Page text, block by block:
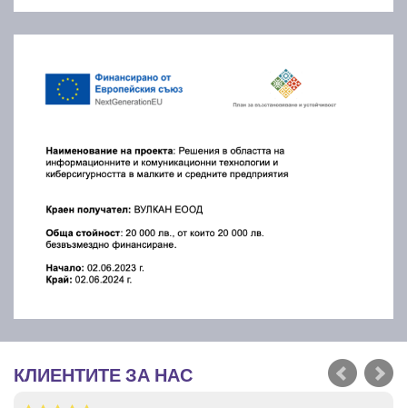
КЛИЕНТИТЕ ЗА НАС